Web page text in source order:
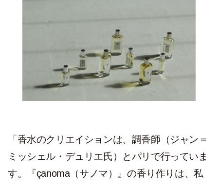
「香水のクリエイションは、調香師（ジャン＝
ミッシェル・デュリエ氏）とパリで行っていま
す。『çanoma（サノマ）』の香り作りは、私